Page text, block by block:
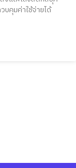
คุมค่าใช้จ่ายได้